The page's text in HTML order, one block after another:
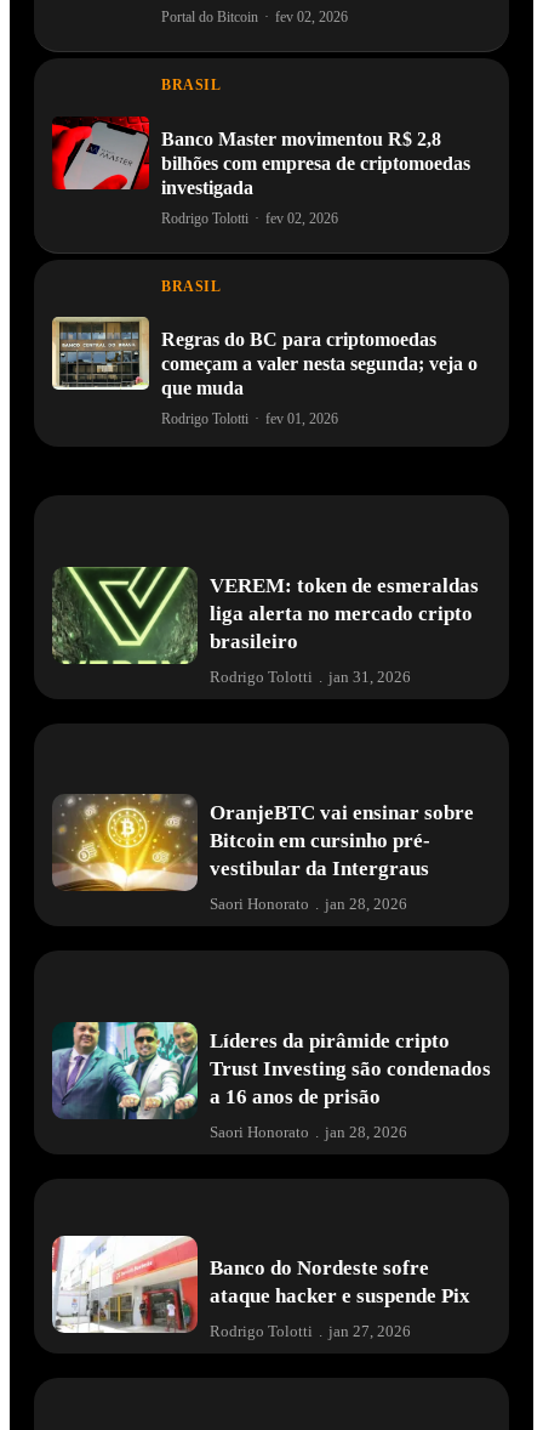
Portal do Bitcoin · fev 02, 2026
BRASIL
Banco Master movimentou R$ 2,8
bilhões com empresa de criptomoedas
investigada
Rodrigo Tolotti · fev 02, 2026
BRASIL
Regras do BC para criptomoedas
começam a valer nesta segunda; veja o
que muda
Rodrigo Tolotti · fev 01, 2026
VEREM: token de esmeraldas
liga alerta no mercado cripto
brasileiro
Rodrigo Tolotti jan 31, 2026
OranjeBTC vai ensinar sobre
Bitcoin em cursinho pré-
vestibular da Intergraus
Saori Honorato . jan 28, 2026
Líderes da pirâmide cripto
Trust Investing são condenados
a 16 anos de prisão
Saori Honorato jan 28, 2026
Banco do Nordeste sofre
ataque hacker e suspende Pix
Rodrigo Tolotti . jan 27, 2026